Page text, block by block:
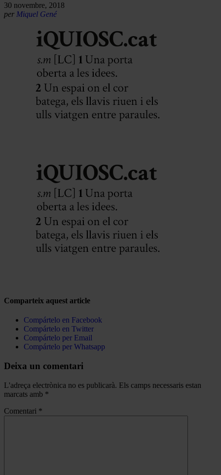
30 novembre, 2018
per Miquel Gené
Comparteix aquest article
Compártelo en Facebook
Compártelo en Twitter
Compártelo per Email
Compártelo per Whatsapp
Deixa un comentari
L'adreça electrònica no es publicarà. Els camps necessaris estan
marcats amb *
Comentari *